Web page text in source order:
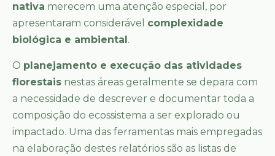
nativa merecem uma atenção especial, por
apresentaram considerável complexidade
biológica e ambiental .
O planejamento e execução das atividades
florestais nestas áreas geralmente se depara com
a necessidade de descrever e documentar toda a
composição do ecossistema a ser explorado ou
impactado. Uma das ferramentas mais empregadas
na elaboração destes relatórios são as listas de